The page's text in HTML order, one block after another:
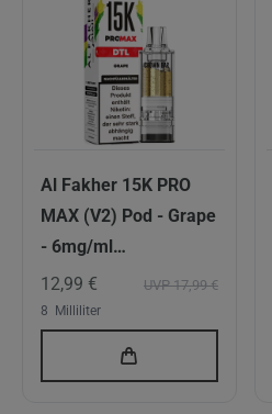
Al Fakher 15K PRO
MAX (V2) Pod - Grape
- 6mg/ml
Nikotingehalt - DTL
UVP 17,99 €
12,99 €
8 Milliliter